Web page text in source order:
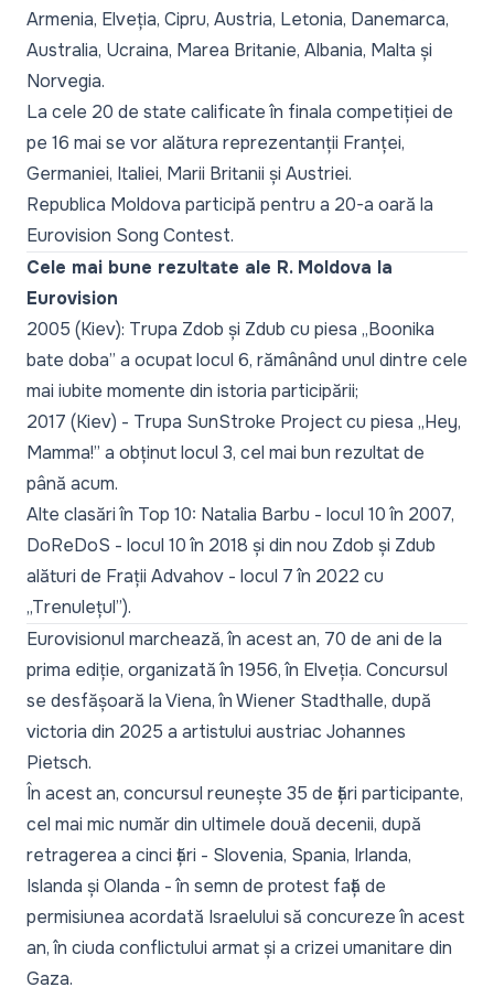
Armenia, Elveția, Cipru, Austria, Letonia, Danemarca,
Australia, Ucraina, Marea Britanie, Albania, Malta și
Norvegia.
La cele 20 de state calificate în finala competiției de
pe 16 mai se vor alătura reprezentanții Franței,
Germaniei, Italiei, Marii Britanii și Austriei.
Republica Moldova participă pentru a 20-a oară la
Eurovision Song Contest.
Cele mai bune rezultate ale R. Moldova la
Eurovision
2005 (Kiev): Trupa Zdob și Zdub cu piesa „Boonika
bate doba” a ocupat locul 6, rămânând unul dintre cele
mai iubite momente din istoria participării;
2017 (Kiev) - Trupa SunStroke Project cu piesa „Hey,
Mamma!” a obținut locul 3, cel mai bun rezultat de
până acum.
Alte clasări în Top 10: Natalia Barbu - locul 10 în 2007,
DoReDoS - locul 10 în 2018 și din nou Zdob și Zdub
alături de Frații Advahov - locul 7 în 2022 cu
„Trenulețul”).
Eurovisionul marchează, în acest an, 70 de ani de la
prima ediție, organizată în 1956, în Elveția. Concursul
se desfășoară la Viena, în Wiener Stadthalle, după
victoria din 2025 a artistului austriac Johannes
Pietsch.
În acest an, concursul reunește 35 de țări participante,
cel mai mic număr din ultimele două decenii, după
retragerea a cinci țări - Slovenia, Spania, Irlanda,
Islanda și Olanda - în semn de protest față de
permisiunea acordată Israelului să concureze în acest
an, în ciuda conflictului armat și a crizei umanitare din
Gaza.